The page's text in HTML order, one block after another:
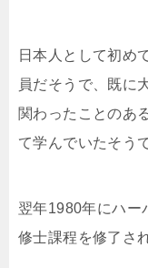
日本人として初め
員だそうで、既に
関わったことのあ
て学んでいたそう
翌年1980年にハー
修士課程を修了さ